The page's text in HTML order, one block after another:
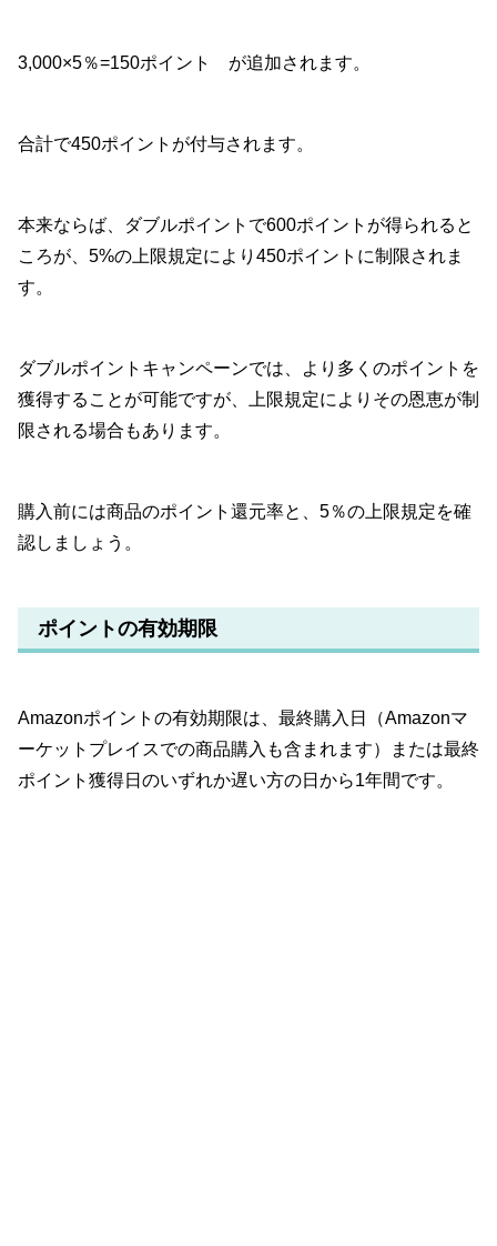
3,000×5％=150ポイント が追加されます。
合計で450ポイントが付与されます。
本来ならば、ダブルポイントで600ポイントが得られると
ころが、5%の上限規定により450ポイントに制限されま
す。
ダブルポイントキャンペーンでは、より多くのポイントを
獲得することが可能ですが、上限規定によりその恩恵が制
限される場合もあります。
購入前には商品のポイント還元率と、5％の上限規定を確
認しましょう。
ポイントの有効期限
Amazonポイントの有効期限は、最終購入日（Amazonマ
ーケットプレイスでの商品購入も含まれます）または最終
ポイント獲得日のいずれか遅い方の日から1年間です。